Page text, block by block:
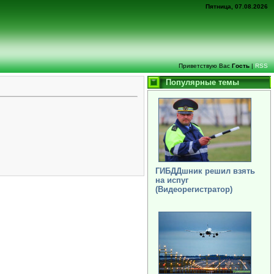
Пятница, 07.08.2026
Приветствую Вас Гость|RSS
Популярные темы
ГИБДДшник решил взять
на испуг
(Видеорегистратор)